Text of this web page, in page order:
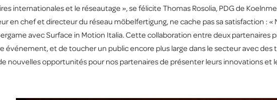
internationales et le réseautage », se félicite Thomas Rosolia, PDG de
en chef et directeur du réseau möbelfertigung, ne cache pas sa satisfaction : «
avec Surface in Motion Italia. Cette collaboration entre deux partenaires
événement, et de toucher un public encore plus large dans le secteur avec des
nouvelles opportunités pour nos partenaires de présenter leurs innovations et